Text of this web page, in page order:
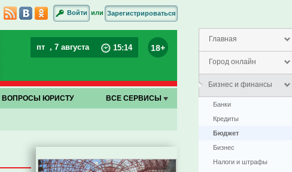
Главная
Город онлайн
Бизнес и финансы
Банки
Кредиты
Бюджет
Бизнес
Налоги и штрафы
Войти или Зарегистрироваться
пт , 7 августа 15:14 18+
ВОПРОСЫ ЮРИСТУ ВСЕ СЕРВИСЫ